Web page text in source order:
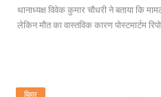
थानाध्यक्ष विवेक कुमार चौधरी ने बताया कि
लेकिन मौत का वास्तविक कारण पोस्टमार्टम
बिहार